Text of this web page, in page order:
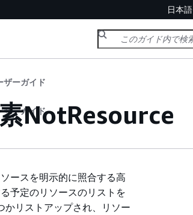
日本語
ザーガイド
ザーガイドNotResource
ースを明示的に照合する高
予定のリソースのリストを
かリストアップされ、リソー